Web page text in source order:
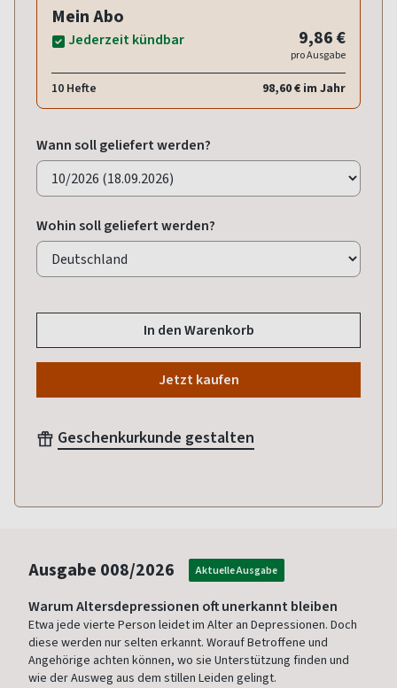
Mein Abo
Jederzeit kündbar 9,86 €
pro Ausgabe
10 Hefte 98,60 € im Jahr
Wann soll geliefert werden?
Wohin soll geliefert werden?
In den Warenkorb
Jetzt kaufen
Geschenkurkunde gestalten
Ausgabe 008/2026 Aktuelle Ausgabe
Warum Altersdepressionen oft unerkannt bleiben
Etwa jede vierte Person leidet im Alter an Depressionen. Doch
diese werden nur selten erkannt. Worauf Betroffene und
Angehörige achten können, wo sie Unterstützung finden und
wie der Ausweg aus dem stillen Leiden gelingt.